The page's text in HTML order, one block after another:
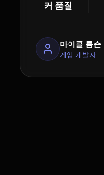
커 품질
마이클 톰슨
게임 개발자